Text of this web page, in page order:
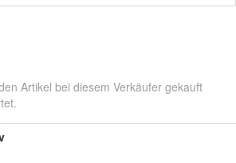
Artikel bei diesem Verkäufer gekauft